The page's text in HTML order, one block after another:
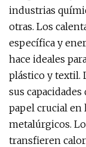
industrias
otras. Los
específica y
hace ideales
plástico y textil.
sus
papel crucial en
metalúrgicos.
transfieren